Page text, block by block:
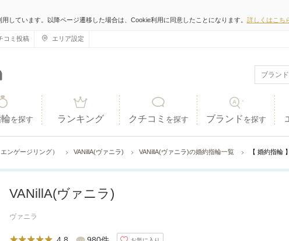
しています。以降ページ遷移した場合は、Cookie利用に同意したことになります。 詳しくはこち
コミ投稿 エリア設定
を探す ランキング クチコミ を探す ブランド を探す
ンゲージリング） VANillA(ヴァニラ) VANillA(ヴァニラ)の婚約指輪一覧 【 婚約指輪
VANillA(ヴァニラ)
ヴァニラ